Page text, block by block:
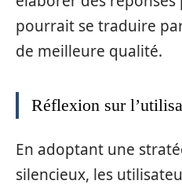
pourrait se traduire
de meilleure qualité.
Réflexion sur
En adoptant une
silencieux, les